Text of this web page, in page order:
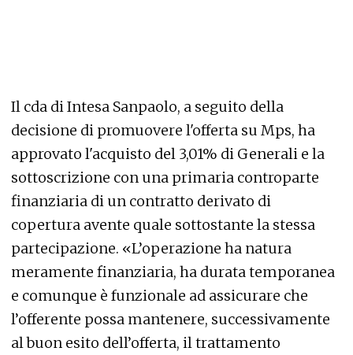
Il cda di Intesa Sanpaolo, a seguito della
decisione di promuovere l'offerta su Mps, ha
approvato l'acquisto del 3,01% di Generali e la
sottoscrizione con una primaria controparte
finanziaria di un contratto derivato di
copertura avente quale sottostante la stessa
partecipazione. «L’operazione ha natura
meramente finanziaria, ha durata temporanea
e comunque è funzionale ad assicurare che
l’offerente possa mantenere, successivamente
al buon esito dell’offerta, il trattamento